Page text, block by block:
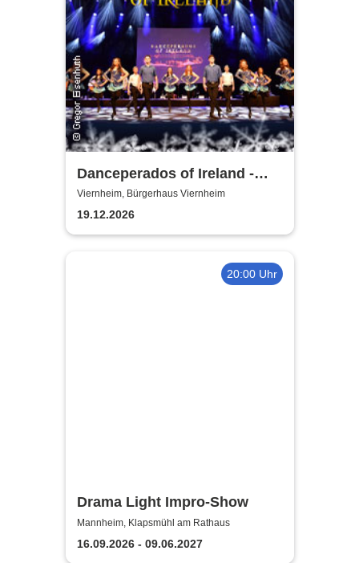
Danceperados of Ireland -
Spirit of Irish Christmas
Viernheim, Bürgerhaus Viernheim
19.12.2026
20:00 Uhr
Drama Light Impro-Show
Mannheim, Klapsmühl am Rathaus
16.09.2026 - 09.06.2027